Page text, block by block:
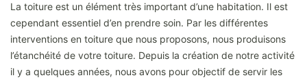
La toiture est un élément très important d’une habitation. Il est
cependant essentiel d’en prendre soin. Par les différentes
interventions en toiture que nous proposons, nous produisons
l’étanchéité de votre toiture. Depuis la création de notre activité
il y a quelques années, nous avons pour objectif de servir les